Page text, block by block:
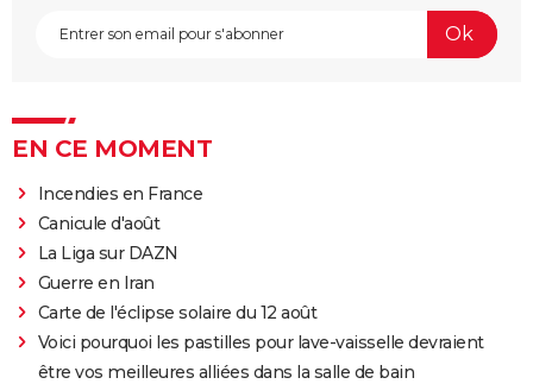
EN CE MOMENT
Incendies en France
Canicule d'août
La Liga sur DAZN
Guerre en Iran
Carte de l'éclipse solaire du 12 août
Voici pourquoi les pastilles pour lave-vaisselle devraient
être vos meilleures alliées dans la salle de bain